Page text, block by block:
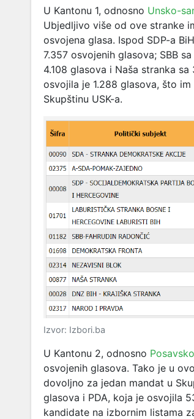
U Kantonu 1, odnosno Unsko-
Ubjedljivo više od ove stranke
osvojena glasa. Ispod SDP-a
7.357 osvojenih glasova; SBB
4.108 glasova i Naša stranka
osvojila je 1.288 glasova, što
Skupštinu USK-a.
Izvor: Izbori.ba
U Kantonu 2, odnosno
osvojenih glasova. Tako je u
dovoljno za jedan mandat u
glasova i PDA, koja je osvojila
kandidate na izbornim listama